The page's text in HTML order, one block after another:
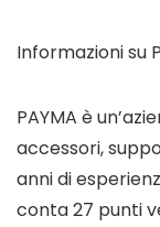
Informazioni su
PAYMA è
accessori,
anni di
conta 27 punti